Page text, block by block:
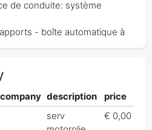
de conduite: système
- boîte automatique à
company description
price
serv
€ 0,00